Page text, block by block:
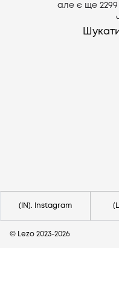
але є ще 2299
(IN). Instagram
© Lezo 2023-2026